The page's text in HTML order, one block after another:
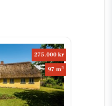
275.000 kr
97 m2